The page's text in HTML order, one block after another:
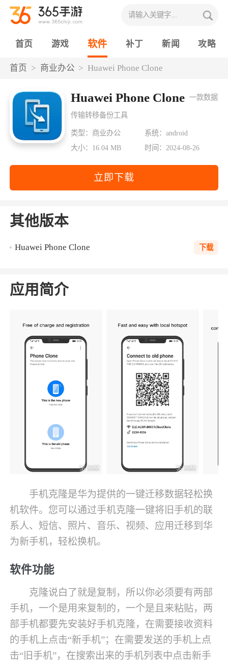
首页 游戏 软件 补丁 新闻 攻略
首页 商业办公 Huawei Phone Clone
Huawei Phone Clone 一款数据
传输转移备份工具
类型：商业办公
系统：android
大小：16.04 MB
时间：2024-08-26
立即下载
其他版本
Huawei Phone Clone 下载
应用简介
手机克隆是华为提供的一键迁移数据轻松换
机软件。您可以通过手机克隆一键将旧手机的联
系人、短信、照片、音乐、视频、应用迁移到华
为新手机，轻松换机。
软件功能
克隆说白了就是复制，所以你必须要有两部
手机，一个是用来复制的，一个是且来粘贴，两
部手机都要先安装好手机克隆，在需要接收资料
的手机上点击“新手机”；在需要发送的手机上点
击“旧手机”，在搜索出来的手机列表中点击新手